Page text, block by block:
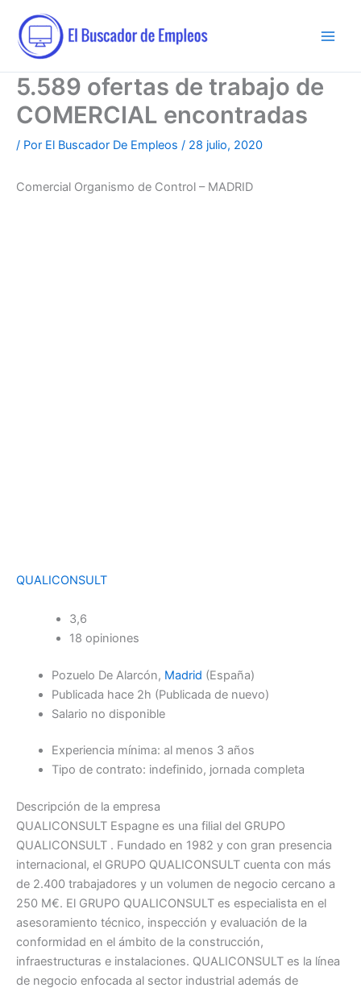
contenido
5.589 ofertas de trabajo de
COMERCIAL encontradas
/ Por El Buscador De Empleos / 28 julio, 2020
Comercial Organismo de Control – MADRID
QUALICONSULT
3,6
18 opiniones
Pozuelo De Alarcón, Madrid (España)
Publicada hace 2h (Publicada de nuevo)
Salario no disponible
Experiencia mínima: al menos 3 años
Tipo de contrato: indefinido, jornada completa
Descripción de la empresa
QUALICONSULT Espagne es una filial del GRUPO
QUALICONSULT . Fundado en 1982 y con gran presencia
internacional, el GRUPO QUALICONSULT cuenta con más
de 2.400 trabajadores y un volumen de negocio cercano a
250 M€. El GRUPO QUALICONSULT es especialista en el
asesoramiento técnico, inspección y evaluación de la
conformidad en el ámbito de la construcción,
infraestructuras e instalaciones. QUALICONSULT es la línea
de negocio enfocada al sector industrial además de